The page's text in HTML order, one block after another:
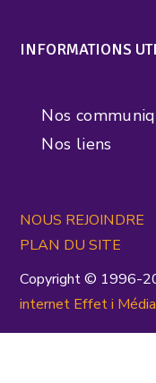
INFORMATIONS
Nos
Nos liens
NOUS REJOINDRE
PLAN DU SITE
Copyright © 1996-
internet Effet i Média